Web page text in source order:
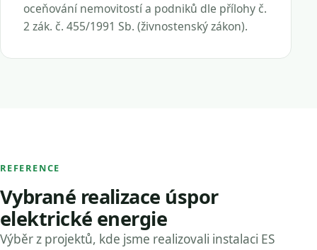
oceňování nemovitostí a podniků dle přílohy č.
2 zák. č. 455/1991 Sb. (živnostenský zákon).
REFERENCE
Vybrané realizace úspor
elektrické energie
Výběr z projektů, kde jsme realizovali instalaci ES